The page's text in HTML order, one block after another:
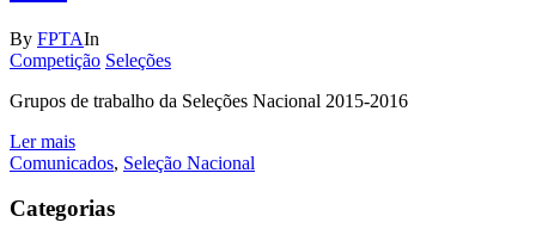
By FPTAIn
Competição Seleções
Grupos de trabalho da Seleções Nacional 2015-2016
Ler mais
Comunicados, Seleção Nacional
Categorias